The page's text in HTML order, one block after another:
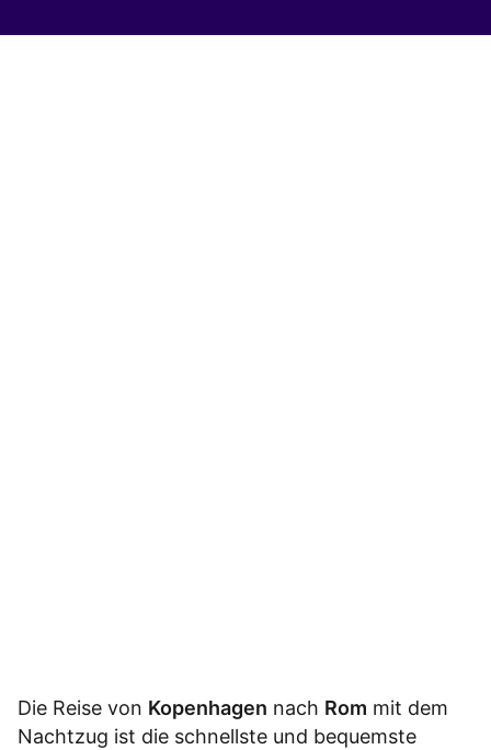
Die Reise von Kopenhagen nach Rom mit dem
Nachtzug ist die schnellste und bequemste